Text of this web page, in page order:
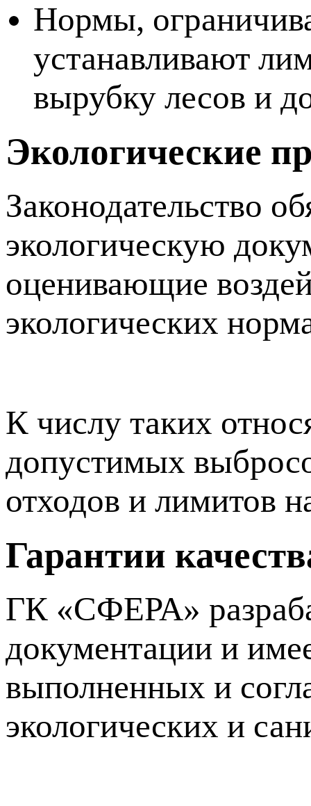
Нормы,
устанавливают
вырубку лесов и
Экологические
Законодательство
экологическую
оценивающие
экологических
К числу таких
допустимых
отходов и лимитов
Гарантии
ГК «СФЕРА»
документации и
выполненных и
экологических и